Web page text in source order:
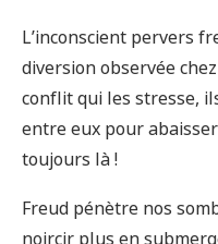
L’inconscient pervers
diversion observée
conflit qui les stresse,
entre eux pour
toujours là !
Freud pénètre nos
noircir plus en